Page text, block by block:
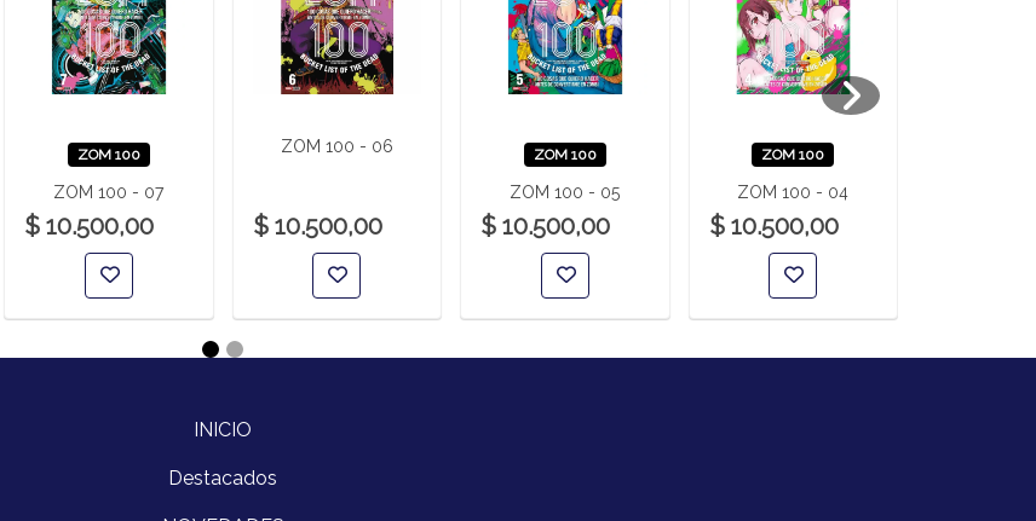
ZOM 100
ZOM 100 - 07
$ 10.500,00
ZOM 100 - 06
$ 10.500,00
ZOM 100
ZOM 100 - 05
$ 10.500,00
ZOM 100
ZOM 100 - 04
$ 10.500,00
INICIO
Destacados